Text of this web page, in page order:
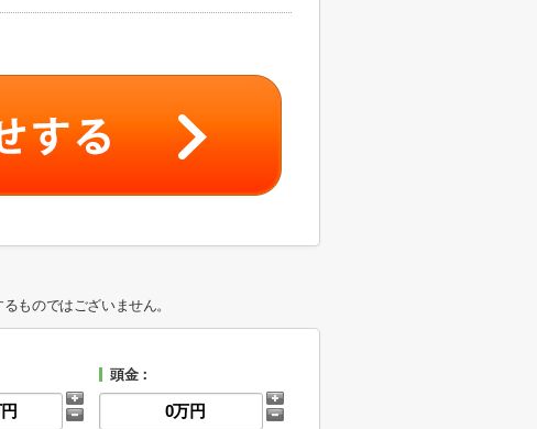
ものではございません。
頭金：